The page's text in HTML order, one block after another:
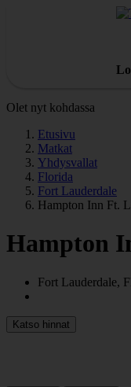
Olet nyt kohdassa
Etusivu
Matkat
Yhdysvallat
Florida
Fort Lauderdale
Hampton Inn Ft.
Hampton
Fort Lauderdale,
Katso hinnat